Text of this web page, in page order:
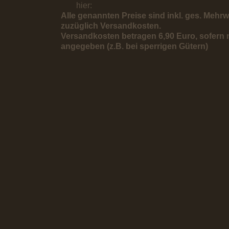
hier:
Alle genannten Preise sind inkl. ges.
zuzüglich Versandkosten.
Versandkosten betragen 6,90 Euro, sofern
angegeben (z.B. bei sperrigen Gütern)